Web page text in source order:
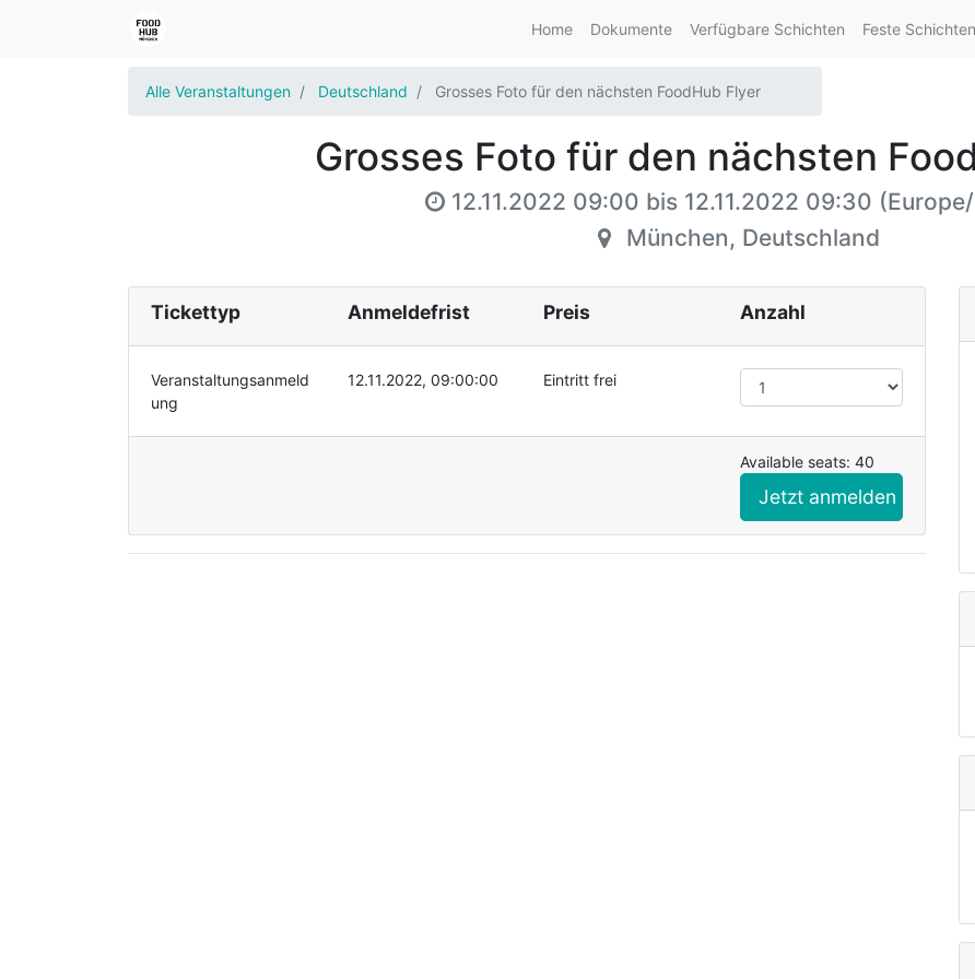
Home Dokumente Verfügbare Schichten Feste Schichten
Alle Veranstaltungen Deutschland Grosses Foto für den nächsten FoodHub Flyer
Grosses Foto für den nächsten
12.11.2022 09:00 bis 12.11.2022 09:30 (
München, Deutschland
Tickettyp Anmeldefrist Preis Anzahl
Veranstaltungsanmeld
ung
12.11.2022, 09:00:00 Eintritt frei
Available seats: 40
Jetzt anmelden